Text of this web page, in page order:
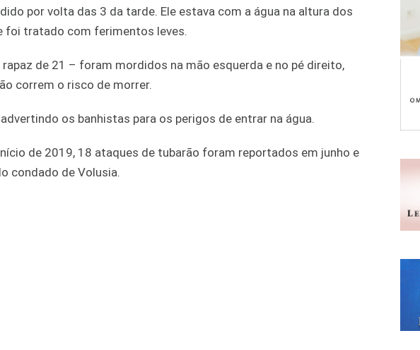
por volta das 3 da tarde. Ele estava com a água na altura dos
foi tratado com ferimentos leves.
de 21 – foram mordidos na mão esquerda e no pé direito,
correm o risco de morrer.
os banhistas para os perigos de entrar na água.
de 2019, 18 ataques de tubarão foram reportados em junho e
condado de Volusia.